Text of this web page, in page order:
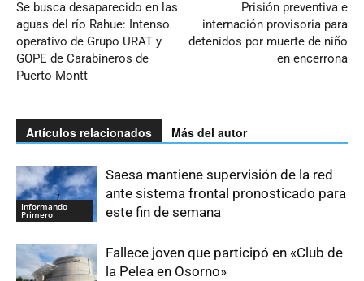
Se busca desaparecido en las
aguas del río Rahue: Intenso
operativo de Grupo URAT y
GOPE de Carabineros de
Puerto Montt
Prisión preventiva e
internación provisoria para
detenidos por muerte de niño
en encerrona
Artículos relacionados Más del autor
Informando
Primero
Saesa mantiene supervisión de la red
ante sistema frontal pronosticado para
este fin de semana
Fallece joven que participó en «Club de
la Pelea en Osorno»